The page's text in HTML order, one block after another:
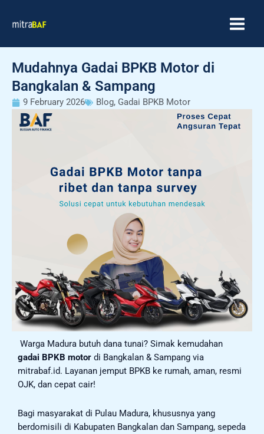
Mudahnya Gadai BPKB Motor di
Bangkalan & Sampang
9 February 2026 Blog, Gadai BPKB Motor
Warga Madura butuh dana tunai? Simak kemudahan
gadai BPKB motor di Bangkalan & Sampang via
mitrabaf.id. Layanan jemput BPKB ke rumah, aman, resmi
OJK, dan cepat cair!
Bagi masyarakat di Pulau Madura, khususnya yang
berdomisili di Kabupaten Bangkalan dan Sampang, sepeda